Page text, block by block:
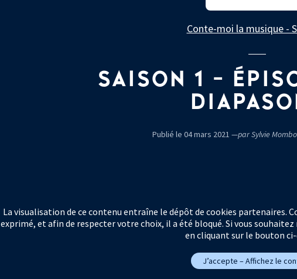
Conte-moi la musique -
SAISON 1 -
Publié le 04 mars 2021 —par Sylvie Mombo
La visualisation de ce contenu entraîne le dépôt de cookies partenaires.
exprimé, et afin de respecter votre choix, il a été bloqué. Si vous
en cliquant sur le bouton ci-
J’accepte – Affichez le